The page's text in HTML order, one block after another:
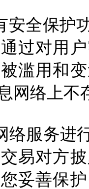
安全保护
过对用
滥用和
网络上不
络服务进
易对方
妥善保